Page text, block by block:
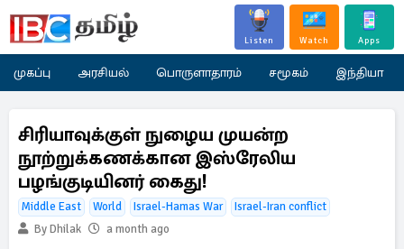
Listen Watch Apps
முகப்பு அரசியல் பொருளாதாரம் சமூகம் இந்தியா
சிரியாவுக்குள் நுழைய முயன்ற
நூற்றுக்கணக்கான இஸ்ரேலிய
பழங்குடியினர் கைது!
Middle East World Israel-Hamas War
Israel-Iran conflict
By Dhilak
a month ago